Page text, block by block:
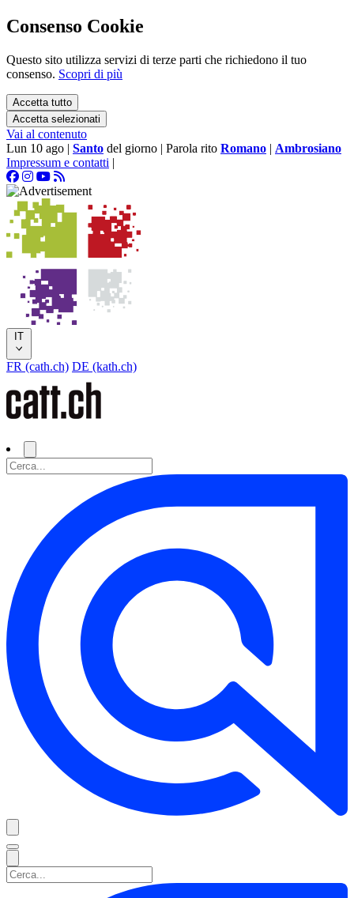
Consenso Cookie
Questo sito utilizza servizi di terze parti che richiedono il tuo
consenso. Scopri di più
Accetta tutto
Accetta selezionati
Vai al contenuto
Lun 10 ago | Santo del giorno | Parola rito Romano | Ambrosiano
Impressum e contatti |
IT
FR (cath.ch) DE (kath.ch)